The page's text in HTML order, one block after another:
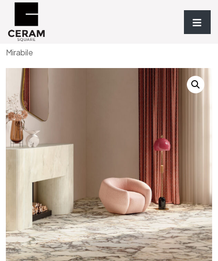
Accueil/Revêtements
/ Breccia
Mirabile